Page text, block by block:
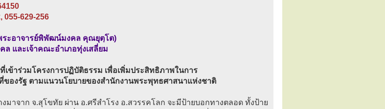
055-629-256
ะอาจารย์พิพัฒน์มงคล คุณยุตฺโต)
ล และเจ้าคณะอำเภอทุ่งเสลี่ยม
ข้าร่วมโครงการปฏิบัติธรรม เพื่อเพิ่มประสิทธิภาพในการ
ของรัฐ ตามแนวนโยบายของสำนักงานพระพุทธศาสนาแห่งชาติ
งมาจาก จ.สุโขทัย ผ่าน อ.ศรีสำโรง อ.สวรรคโลก จะมีป้ายบอกทางตลอด ทั้งป้าย